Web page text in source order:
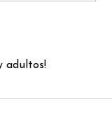
adultos!